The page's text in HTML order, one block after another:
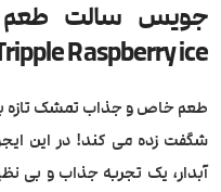
جویس سالت طعم
Raspberry ice
طعم خاص و جذاب تمشک تازه به
شگفت زده می کند! در این
آبدار، یک تجربه جذاب و بی